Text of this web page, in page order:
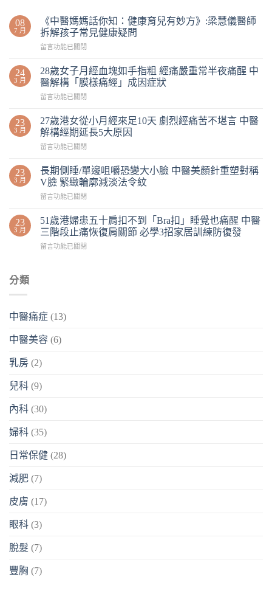
08
7 月
《中醫媽媽話你知：健康育兒有妙方》:梁慧儀醫師
拆解孩子常見健康疑問
留言功能已關閉
24
3 月
28歲女子月經血塊如手指粗 經痛嚴重常半夜痛醒 中
醫解構「膜樣痛經」成因症狀
留言功能已關閉
23
3 月
27歲港女從小月經來足10天 劇烈經痛苦不堪言 中醫
解構經期延長5大原因
留言功能已關閉
23
3 月
長期側睡/單邊咀嚼恐變大小臉 中醫美顏針重塑對稱
V臉 緊緻輪廓減淡法令紋
留言功能已關閉
23
3 月
51歲港婦患五十肩扣不到「Bra扣」睡覺也痛醒 中醫
三階段止痛恢復肩關節 必學3招家居訓練防復發
留言功能已關閉
分類
中醫痛症 (13)
中醫美容 (6)
乳房 (2)
兒科 (9)
內科 (30)
婦科 (35)
日常保健 (28)
減肥 (7)
皮膚 (17)
眼科 (3)
脫髮 (7)
豐胸 (7)